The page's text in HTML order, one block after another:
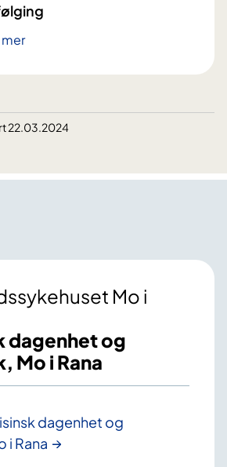
mer
22.03.2024
Mo i
dagenhet og
Mo i Rana
dagenhet og
i Rana